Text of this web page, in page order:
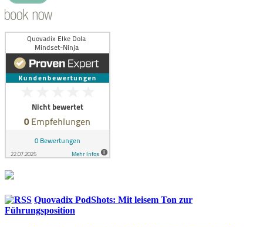
Quovadix PodShots: Mit leisem Ton zur
Führungsposition